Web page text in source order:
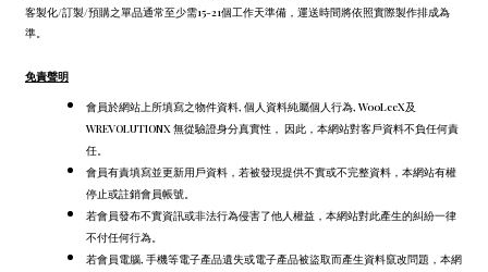
客製化/訂製/預購之單品通常至少需15-21個工作天準備，運送時間將依照實際製作排成為
準。
免責聲明
會員於網站上所填寫之物件資料, 個人資料純屬個人行為, WooLeeX及
WREVOLUTIONX 無從驗證身分真實性， 因此，本網站對客戶資料不負任何責
任。
會員有責填寫並更新用戶資料，若被發現提供不實或不完整資料，本網站有權
停止或註銷會員帳號。
若會員發布不實資訊或非法行為侵害了他人權益，本網站對此產生的糾紛一律
不付任何行為。
若會員電腦, 手機等電子產品遺失或電子產品被盜取而產生資料竄改問題，本網